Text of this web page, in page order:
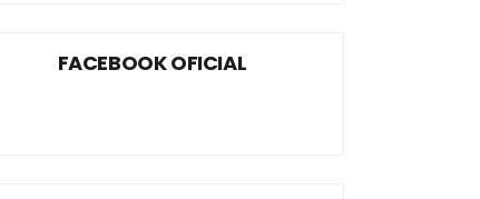
FACEBOOK OFICIAL